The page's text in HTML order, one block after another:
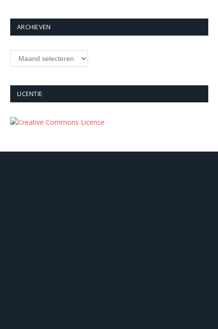
ARCHIEVEN
Archieven
LICENTIE